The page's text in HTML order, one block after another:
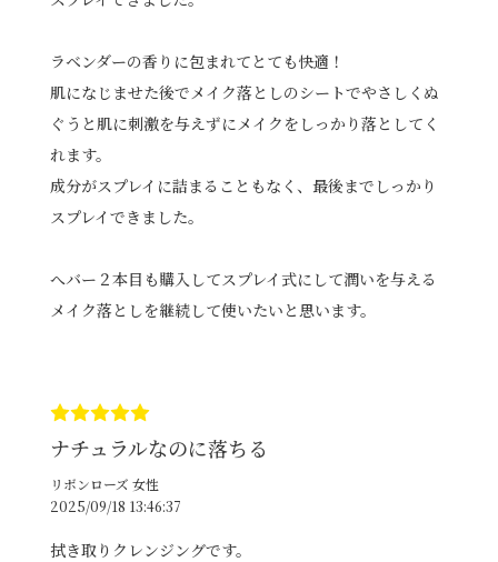
ラベンダーの香りに包まれてとても快適！
肌になじませた後でメイク落としのシートでやさしくぬ
ぐうと肌に刺激を与えずにメイクをしっかり落としてく
れます。
成分がスプレイに詰まることもなく、最後までしっかり
スプレイできました。
へバー２本目も購入してスプレイ式にして潤いを与える
メイク落としを継続して使いたいと思います。
ナチュラルなのに落ちる
リボンローズ 女性
2025/09/18 13:46:37
拭き取りクレンジングです。